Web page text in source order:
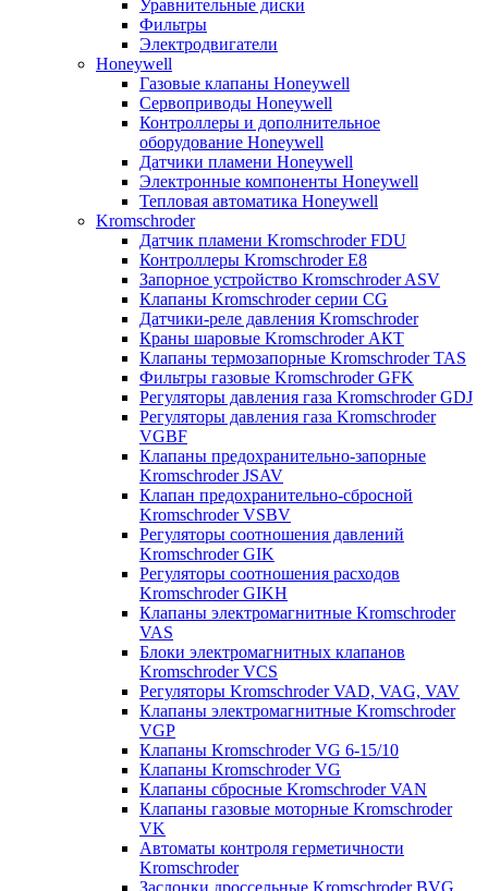
Уравнительные диски
Фильтры
Электродвигатели
Honeywell
Газовые клапаны Honeywell
Сервоприводы Honeywell
Контроллеры и дополнительное
оборудование Honeywell
Датчики пламени Honeywell
Электронные компоненты Honeywell
Тепловая автоматика Honeywell
Kromschroder
Датчик пламени Kromschroder FDU
Контроллеры Kromschroder E8
Запорное устройство Kromschroder ASV
Клапаны Kromschroder серии CG
Датчики-реле давления Kromschroder
Краны шаровые Kromschroder АКТ
Клапаны термозапорные Kromschroder TAS
Фильтры газовые Kromschroder GFK
Регуляторы давления газа Kromschroder GDJ
Регуляторы давления газа Kromschroder
VGBF
Клапаны предохранительно-запорные
Kromschroder JSAV
Клапан предохранительно-сбросной
Kromschroder VSBV
Регуляторы соотношения давлений
Kromschroder GIK
Регуляторы соотношения расходов
Kromschroder GIKH
Клапаны электромагнитные Kromschroder
VAS
Блоки электромагнитных клапанов
Kromschroder VCS
Регуляторы Kromschroder VAD, VAG, VAV
Клапаны электромагнитные Kromschroder
VGP
Клапаны Kromschroder VG 6-15/10
Клапаны Kromschroder VG
Клапаны сбросные Kromschroder VAN
Клапаны газовые моторные Kromschroder
VK
Автоматы контроля герметичности
Kromschroder
Заслонки дроссельные Kromschroder BVG,